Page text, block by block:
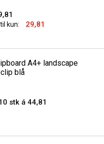
kun: 29,81
A4+ landscape
blå
stk á 44,81